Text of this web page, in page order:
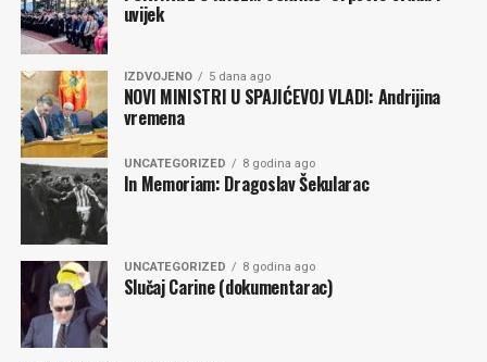
uvijek
IZDVOJENO 5 dana ago
NOVI MINISTRI U SPAJIĆEVOJ VLADI: Andrijina
vremena
UNCATEGORIZED 8 godina ago
In Memoriam: Dragoslav Šekularac
UNCATEGORIZED 8 godina ago
Slučaj Carine (dokumentarac)